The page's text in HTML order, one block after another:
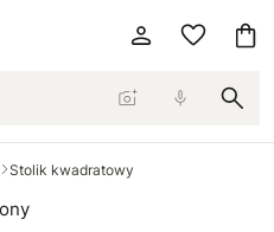
Stolik kwadratowy